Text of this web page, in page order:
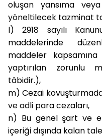
oluşan yansıma
yöneltilecek tazminat
l)2918 sayılı
maddelerinde
maddeler
yaptırılan zorunlu
tâbidir.),
m) Cezai
ve adli para cezaları,
n) Bu genel şart ve
içeriği dışında kalan